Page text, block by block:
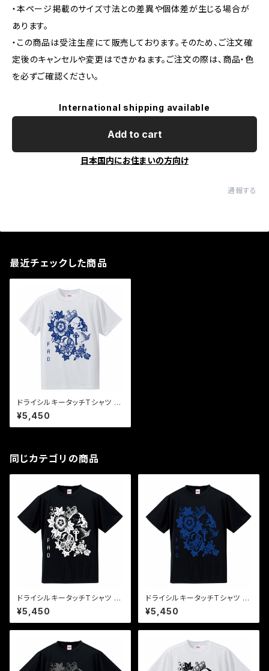
・本ページ掲載のサイズ寸法との差異や個体差が生じる場合が
あります。
・この商品は受注生産にて販売しております。そのため、ご注文確
定後のキャンセルや変更はできかねます。ご注文の際は、商品・色
を必ずご確認ください。
International shipping available
Add to cart
日本国内にお住まいの方向け
通報する
最近チェックした商品
ドライシルキータッチTシャツ 青
×白 "the key"
¥5,450
同じカテゴリの商品
ドライシルキータッチTシャツ 白
×黒 "the key"
¥5,450
ドライシルキータッチTシャツ 青
×黒 "the key"
¥5,450